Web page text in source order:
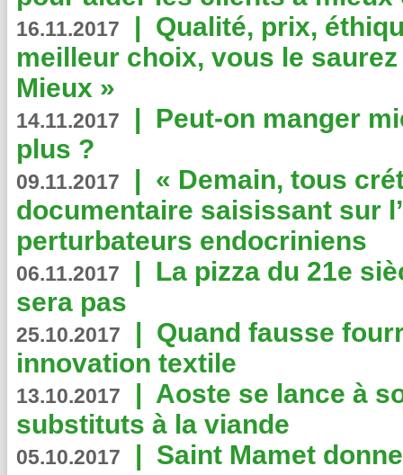
16.11.2017 | Qualité, prix,
meilleur choix, vous le
Mieux »
14.11.2017 | Peut-on manger
plus ?
09.11.2017 | « Demain, tous
documentaire saisissant sur
perturbateurs endocriniens
06.11.2017 | La pizza du 21e
sera pas
25.10.2017 | Quand fausse
innovation textile
13.10.2017 | Aoste se lance à
substituts à la viande
05.10.2017 | Saint Mamet